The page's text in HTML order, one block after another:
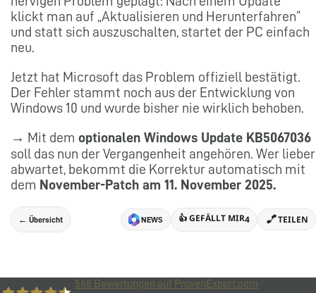
klickt man auf „Aktualisieren und Herunterfahren“
und statt sich auszuschalten, startet der PC einfach
neu.
Jetzt hat Microsoft das Problem offiziell bestätigt.
Der Fehler stammt noch aus der Entwicklung von
Windows 10 und wurde bisher nie wirklich behoben.
→ Mit dem optionalen Windows Update KB5067036
soll das nun der Vergangenheit angehören. Wer lieber
abwartet, bekommt die Korrektur automatisch mit
dem November-Patch am 11. November 2025.
← Übersicht NEWS 👍 GEFÄLLT MIR4 TEILEN
568 Bewertungen auf ProvenExpert.com